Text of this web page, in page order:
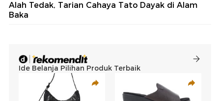
Alah Tedak, Tarian Cahaya Tato Dayak di Alam
Baka